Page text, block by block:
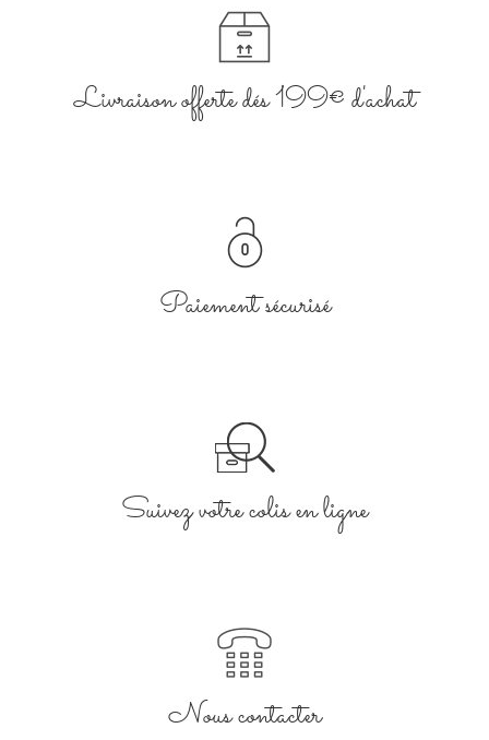
Livraison offerte dés 199€ d'achat
Paiement sécurisé
Suivez votre colis en ligne
Nous contacter